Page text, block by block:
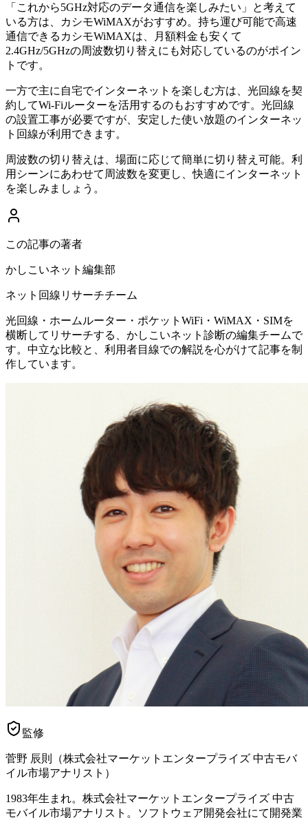
「これから5GHz対応のデータ通信を楽しみたい」と考えて
いる方は、カシモWiMAXがおすすめ。持ち運び可能で高速
通信できるカシモWiMAXは、月額料金も安くて
2.4GHz/5GHzの周波数切り替えにも対応しているのがポイン
トです。
一方で主に自宅でインターネットを楽しむ方は、光回線を契
約してWi-Fiルーターを活用するのもおすすめです。光回線
の設置工事が必要ですが、安定した使い放題のインターネッ
ト回線が利用できます。
周波数の切り替えは、場面に応じて簡単に切り替え可能。利
用シーンにあわせて周波数を変更し、快適にインターネット
を楽しみましょう。
この記事の著者
かしこいネット編集部
ネット回線リサーチチーム
光回線・ホームルーター・ポケットWiFi・WiMAX・SIMを
横断してリサーチする、かしこいネット診断の編集チームで
す。中立な比較と、利用者目線での解説を心がけて記事を制
作しています。
監修
菅野 辰則 （株式会社マーケットエンタープライズ 中古モバ
イル市場アナリスト ）
1983年生まれ。株式会社マーケットエンタープライズ 中古
モバイル市場アナリスト。ソフトウェア開発会社にて開発業